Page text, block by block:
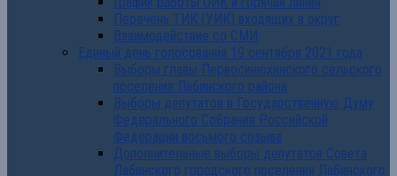
Перечень ТИК (УИК) входящих в округ
Взаимодействие со СМИ
Единый день голосования 19 сентября 2021 года
Выборы главы Первосинюхинского сельского
поселения Лабинского района
Выборы депутатов в Государственную Думу
Федерального Собрания Российской
Федерации восьмого созыва
Дополнительные выборы депутатов Совета
Лабинского городского поселения Лабинского